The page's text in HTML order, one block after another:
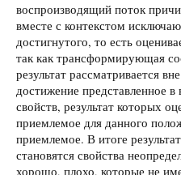
воспроизводящий поток
вместе с контекстом
достигнутого, то есть
так как трансформирующая
результат рассматривается
достижение представленное
свойств, результат которых
приемлемое для данного
приемлемое. В итоге
становятся свойства
хорошо, плохо, которые не